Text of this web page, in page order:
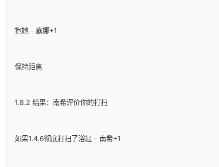
抱她 - 露娜+1
保持距离
1.8.2 结果：南希评价你的打扫
如果1.4.6彻底打扫了浴缸 - 南希+1